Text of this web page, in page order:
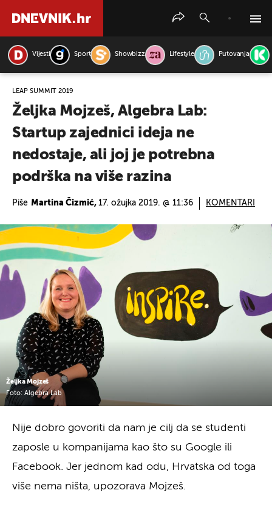
Vijesti Sport Showbizz Lifestyle Putovanja
LEAP SUMMIT 2019
Željka Mojzeš, Algebra Lab:
Startup zajednici ideja ne
nedostaje, ali joj je potrebna
podrška na više razina
Piše Martina Čizmić, 17. ožujka 2019. @ 11:36 KOMENTARI
Željka Mojzeš
Foto: Algebra Lab
Nije dobro govoriti da nam je cilj da se studenti
zaposle u kompanijama kao što su Google ili
Facebook. Jer jednom kad odu, Hrvatska od toga
više nema ništa, upozorava Mojzeš.
PRETRAŽITE VIJESTI